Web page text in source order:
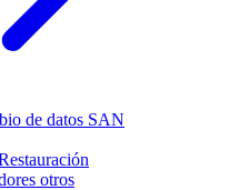
de datos SAN
otros